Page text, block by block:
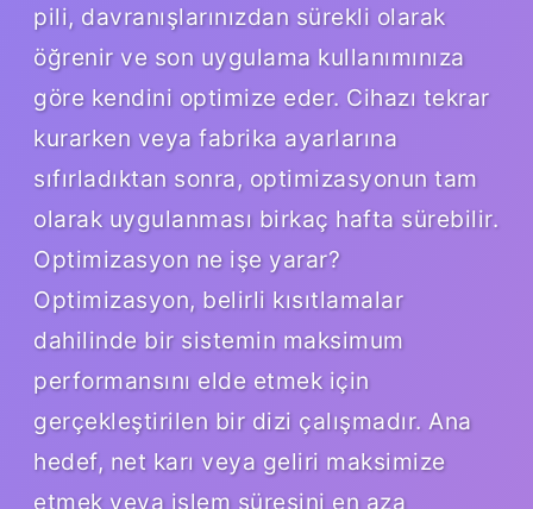
pili, davranışlarınızdan sürekli olarak
öğrenir ve son uygulama kullanımınıza
göre kendini optimize eder. Cihazı tekrar
kurarken veya fabrika ayarlarına
sıfırladıktan sonra, optimizasyonun tam
olarak uygulanması birkaç hafta sürebilir.
Optimizasyon ne işe yarar?
Optimizasyon, belirli kısıtlamalar
dahilinde bir sistemin maksimum
performansını elde etmek için
gerçekleştirilen bir dizi çalışmadır. Ana
hedef, net karı veya geliri maksimize
etmek veya işlem süresini en aza